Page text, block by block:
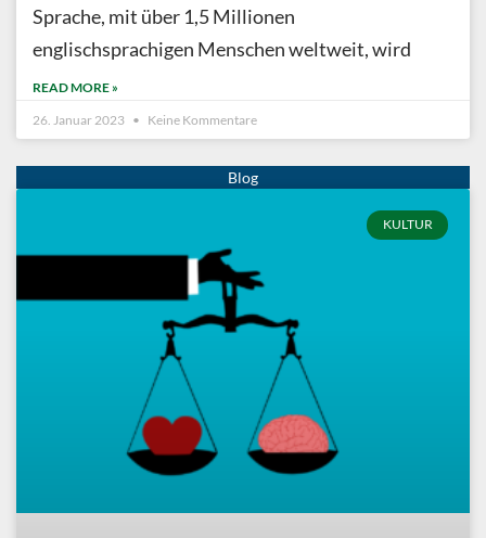
Sprache, mit über 1,5 Millionen
englischsprachigen Menschen weltweit, wird
READ MORE »
26. Januar 2023
Keine Kommentare
KULTUR